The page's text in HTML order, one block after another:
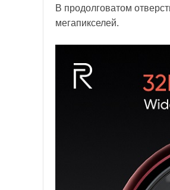
В продолговатом
мегапикселей.